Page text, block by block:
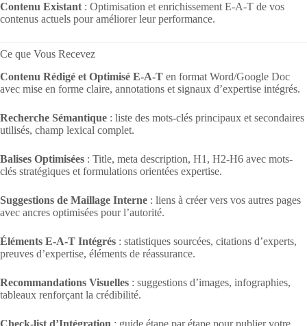
Contenu Existant : Optimisation et enrichissement E-A-T de vos
contenus actuels pour améliorer leur performance.
Ce que Vous Recevez
Contenu Rédigé et Optimisé E-A-T en format Word/Google Doc
avec mise en forme claire, annotations et signaux d’expertise intégrés.
Recherche Sémantique : liste des mots-clés principaux et secondaires
utilisés, champ lexical complet.
Balises Optimisées : Title, meta description, H1, H2-H6 avec mots-
clés stratégiques et formulations orientées expertise.
Suggestions de Maillage Interne : liens à créer vers vos autres pages
avec ancres optimisées pour l’autorité.
Éléments E-A-T Intégrés : statistiques sourcées, citations d’experts,
preuves d’expertise, éléments de réassurance.
Recommandations Visuelles : suggestions d’images, infographies,
tableaux renforçant la crédibilité.